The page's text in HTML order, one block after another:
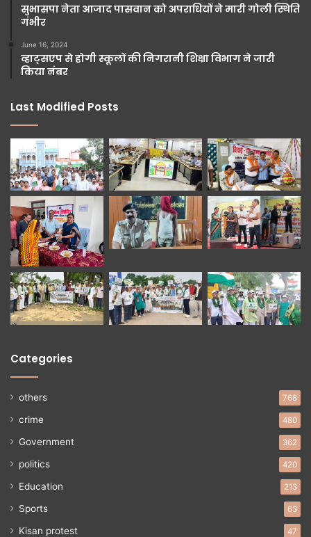
सुभासपा नेता आजाद पासवान को अपराधियों ने मारी गोली स्थिति
गंभीर
June 16, 2024
व्हाट्सएप से होगी स्कूलों की निगरानी शिक्षा विभाग ने जारी
किया नंबर
Last Modified Posts
Categories
others 768
crime 480
Government 362
politics 420
Education 213
Sports 63
Kisan protest 47